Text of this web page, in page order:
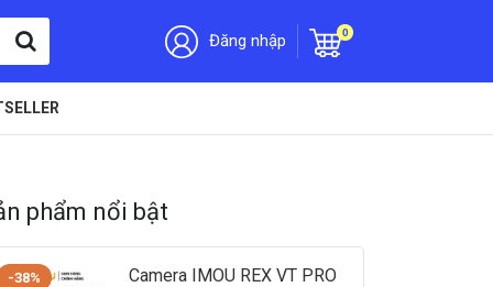
Đăng nhập 0
phẩm nổi bật
-38%
Camera IMOU REX VT PRO